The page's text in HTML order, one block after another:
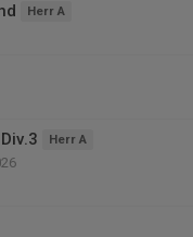
Herr A
Herr A